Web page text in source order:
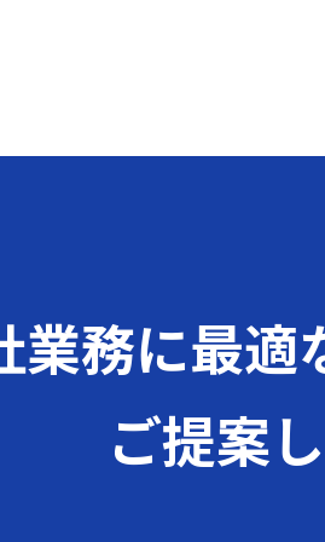
業務に最適
ご提案